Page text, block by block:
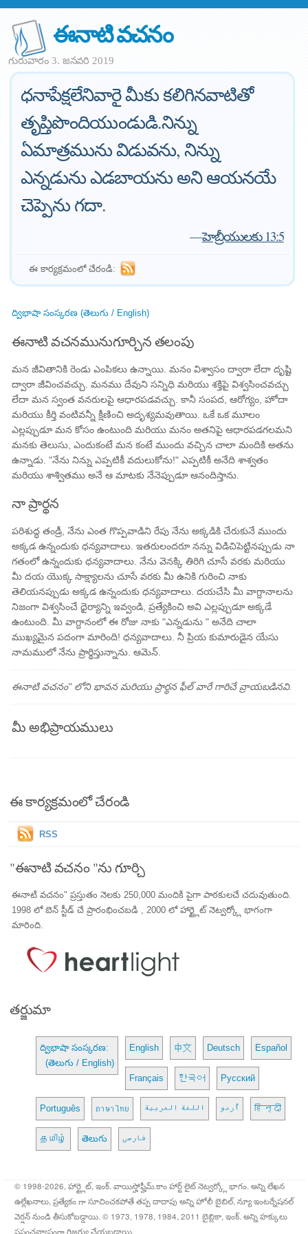
ఈనాటి వచనం
గురువారం 3. జనవరి 2019
ధనాపేక్షలేనివారై మీకు కలిగినవాటితో
తృప్తిపొందియుండుడి.నిన్ను
ఏమాత్రమును విడువను, నిన్ను
ఎన్నడును ఎడబాయను అని ఆయనయే
చెప్పెను గదా.
—హెబ్రీయులకు 13:5
ఈ కార్యక్రమంలో చేరండి:
ద్విభాషా సంస్కరణ (తెలుగు / English)
ఈనాటి వచనమునుగూర్చిన తలంపు
మన జీవితానికి రెండు ఎంపికలు ఉన్నాయి. మనం విశ్వాసం ద్వారా లేదా దృష్టి
ద్వారా జీవించవచ్చు. మనము దేవుని సన్నిధి మరియు శక్తిపై విశ్వసించవచ్చు
లేదా మన స్వంత వనరులపై ఆధారపడవచ్చు. కానీ సంపద, ఆరోగ్యం, హోదా
మరియు కీర్తి వంటివన్నీ క్షీణించి అదృశ్యమవుతాయి. ఒకే ఒక మూలం
ఎల్లప్పుడూ మన కోసం ఉంటుంది మరియు మనం అతనిపై ఆధారపడగలమని
మనకు తెలుసు, ఎందుకంటే మన కంటే ముందు వచ్చిన చాలా మందికి అతను
ఉన్నాడు. "నేను నిన్ను ఎప్పటికీ వదులుకోను!" ఎప్పటికీ అనేది శాశ్వతం
మరియు శాశ్వితము అనే ఆ మాటకు నేనెప్పుడూ ఆనందిస్తాను.
నా ప్రార్థన
పరిశుద్ధ తండ్రీ, నేను ఎంత గొప్పవాడిని రేపు నేను అక్కడికి చేరుకునే ముందు
అక్కడ ఉన్నందుకు ధన్యవాదాలు. ఇతరులందరూ నన్ను విడిచిపెట్టినప్పుడు నా
గతంలో ఉన్నందుకు ధన్యవాదాలు. నేను వెనక్కి తిరిగి చూసే వరకు మరియు
మీ దయ యొక్క సాక్ష్యాలను చూసే వరకు మీ ఉనికి గురించి నాకు
తెలియనప్పుడు అక్కడ ఉన్నందుకు ధన్యవాదాలు. దయచేసి మీ వాగ్దానాలను
నిజంగా విశ్వసించే ధైర్యాన్ని ఇవ్వండి, ప్రత్యేకించి అవి ఎల్లప్పుడూ అక్కడే
ఉంటుంది. మీ వాగ్దానంలో ఈ రోజు నాకు "ఎన్నడును " అనేది చాలా
ముఖ్యమైన పదంగా మారింది! ధన్యవాదాలు. నీ ప్రియ కుమారుడైన యేసు
నామములో నేను ప్రార్థిస్తున్నాను. ఆమెన్.
ఈనాటి వచనం" లోని భావన మరియు ప్రార్థన ఫీల్ వారే గారిచే వ్రాయబడినవి.
మీ అభిప్రాయములు
ఈ కార్యక్రమంలో చేరండి
RSS
"ఈనాటి వచనం "ను గూర్చి
ఈనాటి వచనం" ప్రస్తుతం నెలకు 250,000 మందికి పైగా పాఠకులచే చదువుతుంది.
1998 లో బెన్ స్టీడ్ చే ప్రారంభించబడి , 2000 లో హార్ట్లైట్ నెట్వర్క్లో భాగంగా
మారింది.
తర్జుమా
ద్విభాషా సంస్కరణ:
(తెలుగు / English)
English 中文 Deutsch Español
Français 한국어 Русский
Português ภาษาไทย اللغة العربية اُردو हिन्दी
தமிழ் తెలుగు فارسی
© 1998-2026, హార్ట్లైట్, ఇంక్. వాయిస్హోఫ్హీమ్.కాం హార్ట్ లైట్ నెట్వర్క్లో భాగం. అన్ని లేఖన
ఉల్లేఖనాలు, ప్రత్యేకం గా సూచించకపోతే తప్ప దాదాపు అన్ని హోలీ బైబిల్, న్యూ ఇంటర్నేషనల్
వెర్షన్ నుండి తీసుకోబడ్డాయి. © 1973, 1978, 1984, 2011 బైబ్లికా, ఇంక్. అన్ని హక్కులు
ప్రపంచవ్యాప్తంగా రిజర్వు చేయబడ్డాయి.